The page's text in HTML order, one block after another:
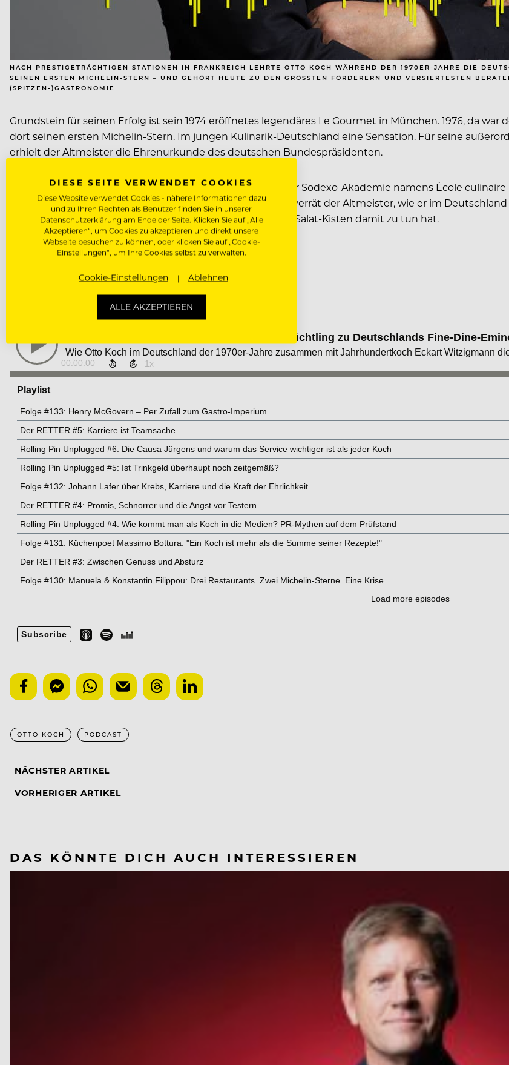
NACH PRESTIGETRÄCHTIGEN STATIONEN IN FRANKREICH LEHRTE OTTO KOCH WÄHREND DER 1970ER-JAHRE DIE
SEINEN ERSTEN MICHELIN-STERN – UND GEHÖRT HEUTE ZU DEN GRÖSSTEN FÖRDERERN UND VERSIERTESTEN
SPITZEN-)GASTRONOMIE
Grundstein für seinen Erfolg ist sein 1974 eröffnetes legendäres Le Gourmet in München. 1976, da
dort seinen ersten Michelin-Stern. Im jungen Kulinarik-Deutschland eine Sensation. Für seine
erhielt der Altmeister die Ehrenurkunde des deutschen Bundespräsidenten.
Heute kümmert sich der Altmeister unter anderem mit der Sodexo-Akademie namens École
nicht daran, aufzuhören. Im großen ROLLING PIN-Podcast verrät der Altmeister, wie er im
Gastronomie revolutionierte – und was Gänsestopfleber in Salat-Kisten damit zu tun hat.
Unbedingt anhören! rollingpin.com/podcast
OTTO KOCH PODCAST
NÄCHSTER ARTIKEL
VORHERIGER ARTIKEL
DAS KÖNNTE DICH AUCH INTERESSIEREN
DIESE SEITE VERWENDET COOKIES
Diese Website verwendet Cookies - nähere Informationen dazu
und zu Ihren Rechten als Benutzer finden Sie in unserer
Datenschutzerklärung am Ende der Seite. Klicken Sie auf „Alle
Akzeptieren“, um Cookies zu akzeptieren und direkt unsere
Webseite besuchen zu können, oder klicken Sie auf „Cookie-
Einstellungen“, um Ihre Cookies selbst zu verwalten.
Cookie-Einstellungen Ablehnen
ALLE AKZEPTIEREN